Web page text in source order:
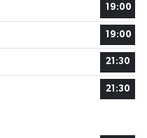
19:00
19:00
21:30
21:30